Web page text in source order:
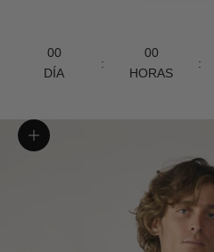
00
DÍA
:
00
HORAS
:
Zoom